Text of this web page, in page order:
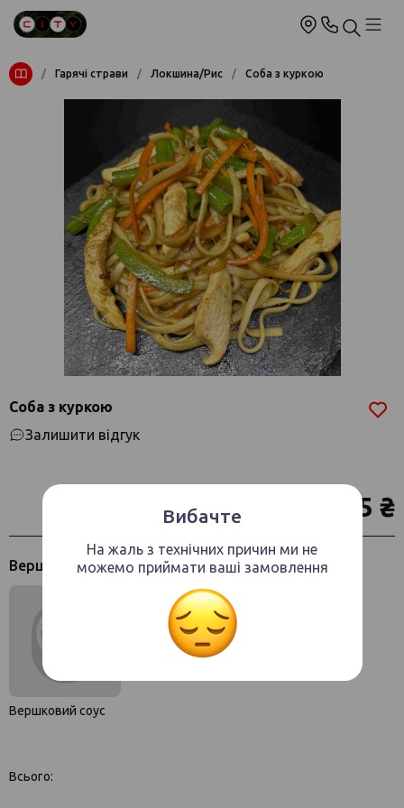
Вибачте
На жаль з технічних причин ми не
можемо приймати ваші замовлення
/ Гарячі страви / Локшина/Рис / Соба з куркою
Соба з куркою
Залишити відгук
145 ₴
Вершковий соус
Вершковий соус
Всього: